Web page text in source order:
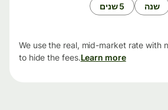
5 שנים
We use the real, mid-market rate
to hide the fees.Learn more